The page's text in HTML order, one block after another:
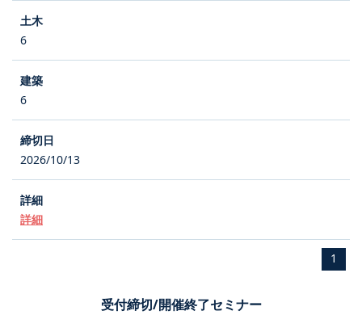
6
6
2026/10/13
詳細
1
受付締切/開催終了セミナー